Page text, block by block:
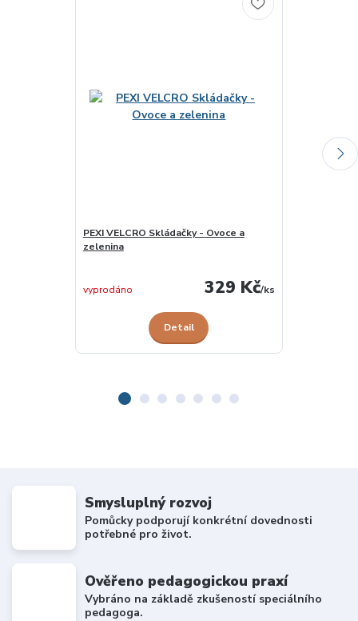
PEXI VELCRO Skládačky - Ovoce a
zelenina
329 Kč/ks
vyprodáno
Detail
Smysluplný rozvoj
Pomůcky podporují konkrétní dovednosti
potřebné pro život.
Ověřeno pedagogickou praxí
Vybráno na základě zkušeností speciálního
pedagoga.